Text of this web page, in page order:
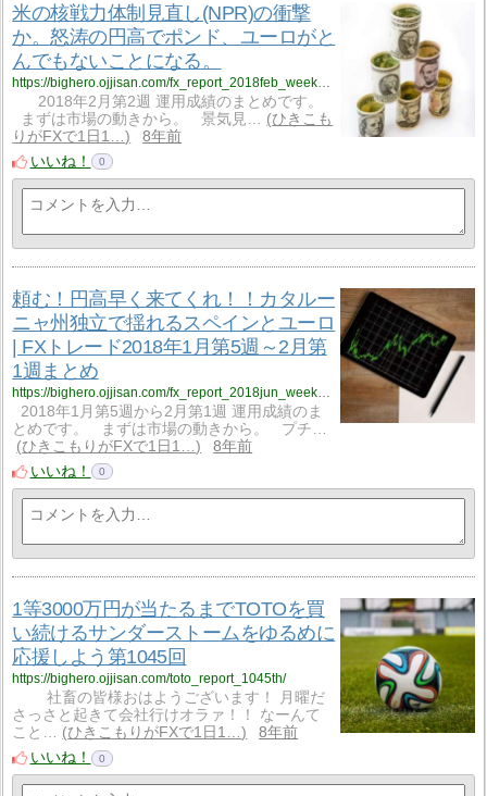
米の核戦力体制見直し(NPR)の衝撃
か。怒涛の円高でポンド、ユーロがと
んでもないことになる。
2018年2月第2週 運用成績のまとめです。
まずは市場の動きから。 景気見…
ひきこも
りがFXで1日1…
8年前
いいね！
0
頼む！円高早く来てくれ！！カタルー
ニャ州独立で揺れるスペインとユーロ
| FXトレード2018年1月第5週～2月第
1週まとめ
https://bighero.ojjisan.com/fx_report_2018jun_week5_to_feb_week1st/
2018年1月第5週から2月第1週 運用成績のま
とめです。 まずは市場の動きから。 プチ…
ひきこもりがFXで1日1…
8年前
いいね！
0
1等3000万円が当たるまでTOTOを買
い続けるサンダーストームをゆるめに
応援しよう第1045回
https://bighero.ojjisan.com/toto_report_1045th/
社畜の皆様おはようございます！ 月曜だ
さっさと起きて会社行けオラァ！！ なーんて
こと…
ひきこもりがFXで1日1…
8年前
いいね！
0